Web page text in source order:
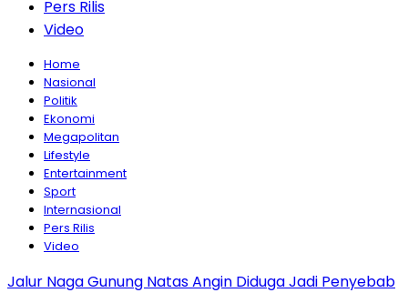
Pers Rilis
Video
Home
Nasional
Politik
Ekonomi
Megapolitan
Lifestyle
Entertainment
Sport
Internasional
Pers Rilis
Video
Jalur Naga Gunung Natas Angin Diduga Jadi Penyebab